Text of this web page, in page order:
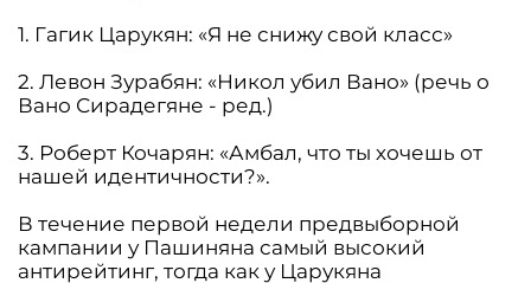
1. Гагик Царукян: «Я не снижу свой класс»
2. Левон Зурабян: «Никол убил Вано» (речь о
Вано Сирадегяне - ред.)
3. Роберт Кочарян: «Амбал, что ты хочешь от
нашей идентичности?».
В течение первой недели предвыборной
кампании у Пашиняна самый высокий
антирейтинг, тогда как у Царукяна